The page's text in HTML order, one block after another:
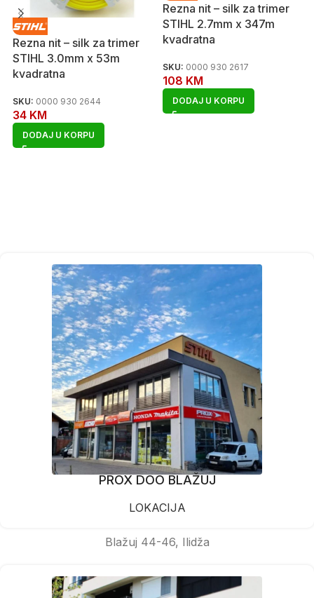
Rezna nit – silk za trimer
STIHL 3.0mm x 53m
kvadratna
SKU: 0000 930 2644
34 KM
DODAJ U KORPU
Rezna nit – silk za trimer
STIHL 2.7mm x 347m
kvadratna
SKU: 0000 930 2617
108 KM
DODAJ U KORPU
PROX DOO BLAŽUJ
LOKACIJA
Blažuj 44-46, Ilidža